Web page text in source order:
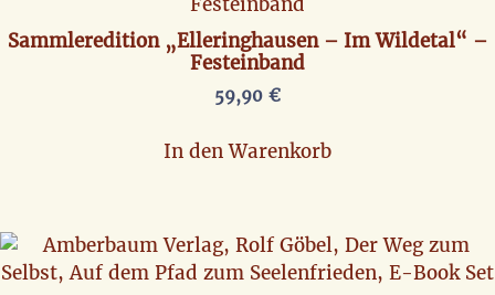
Sammleredition „Elleringhausen – Im Wildetal“ –
Festeinband
59,90 €
In den Warenkorb